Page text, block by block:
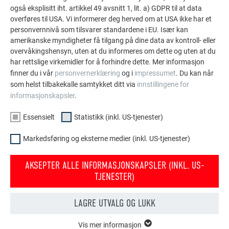
PREFA referansegalleri viser hvor allsidig aluminium
kan brukes. Oppdag flere imponerende prosjekter med
de holdbare PREFA aluminiumsløsningene for tak,
solcelleanlegg og fasader.
VIS FLERE REFERANSER
også eksplisitt iht. artikkel 49 avsnitt 1, lit. a) GDPR til at data
overføres til USA. Vi informerer deg herved om at USA ikke har et
personvernnivå som tilsvarer standardene i EU. Især kan
amerikanske myndigheter få tilgang på dine data av kontroll- eller
overvåkingshensyn, uten at du informeres om dette og uten at du
har rettslige virkemidler for å forhindre dette. Mer informasjon
finner du i vår personvernerklæring og i impressumet. Du kan når
som helst tilbakekalle samtykket ditt via innstillingene for
informasjonskapsler.
Essensielt Statistikk (inkl. US-tjenester)
Markedsføring og eksterne medier (inkl. US-tjenester)
AKSEPTER ALLE INFORMASJONSKAPSLER (INKL. US-
TJENESTER)
LAGRE UTVALG OG LUKK
Vis mer informasjon